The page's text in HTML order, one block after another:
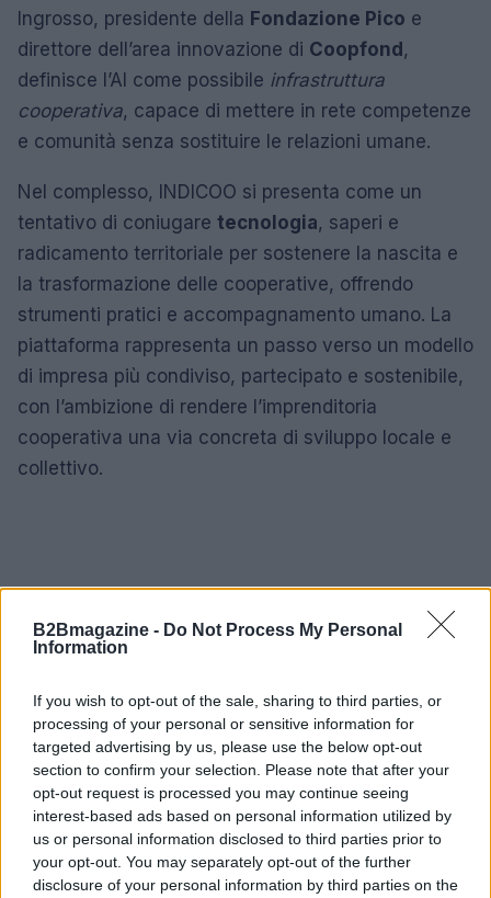
B2Bmagazine - Do Not Process My Personal
Information
If you wish to opt-out of the sale, sharing to third parties, or
processing of your personal or sensitive information for
targeted advertising by us, please use the below opt-out
section to confirm your selection. Please note that after your
opt-out request is processed you may continue seeing
interest-based ads based on personal information utilized by
us or personal information disclosed to third parties prior to
your opt-out. You may separately opt-out of the further
disclosure of your personal information by third parties on the
Ingrosso, presidente della Fondazione Pico e
direttore dell’area innovazione di Coopfond ,
definisce l’AI come possibile infrastruttura
cooperativa, capace di mettere in rete competenze
e comunità senza sostituire le relazioni umane.
Nel complesso, INDICOO si presenta come un
tentativo di coniugare tecnologia, saperi e
radicamento territoriale per sostenere la nascita e
la trasformazione delle cooperative, offrendo
strumenti pratici e accompagnamento umano. La
piattaforma rappresenta un passo verso un modello
di impresa più condiviso, partecipato e sostenibile,
con l’ambizione di rendere l’imprenditoria
cooperativa una via concreta di sviluppo locale e
collettivo.